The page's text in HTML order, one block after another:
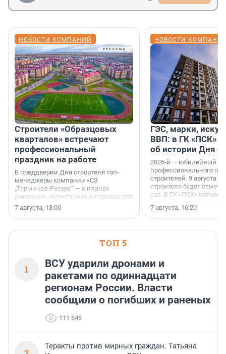
НОВОСТИ КОМПАНИЙ
Строители «Образцовых
кварталов» встречают
профессиональный
праздник на работе
В преддверии Дня строителя топ-
менеджеры компании «СЗ
„Терминал-Ресурс“ — о планах
компании, испытаниях и поводах для
осторожного оптимизма.
7 августа, 18:00
НОВОСТИ
ГЭС, марки,
ВВП: в ГК «ПСК»
об истории Дня
2026-й — юбилейный
профессионального
строителей. 9 августа
строителя будет
раз. В ГК «ПСК»
поменялась роль
7 августа, 16:20
ТОП 5
1
ВСУ ударили дронами и
ракетами по одиннадцати
регионам России. Власти
сообщили о погибших и раненых
111 646
Теракты против мирных граждан. Татьяна